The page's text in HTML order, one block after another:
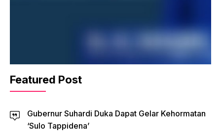
Featured Post
Gubernur Suhardi Duka Dapat Gelar Kehormatan
‘Sulo Tappidena’